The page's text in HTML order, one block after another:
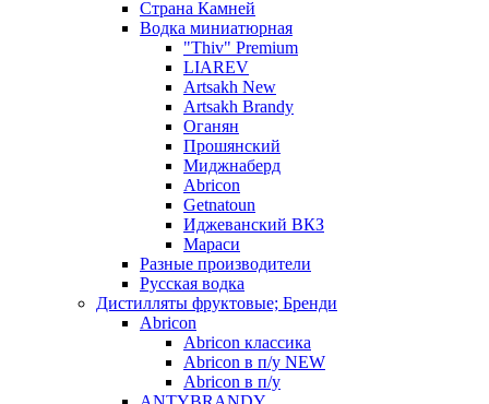
Страна Камней
Водка миниатюрная
"Thiv" Premium
LIAREV
Artsakh New
Artsakh Brandy
Оганян
Прошянский
Миджнаберд
Abricon
Getnatoun
Иджеванский ВКЗ
Мараси
Разные производители
Русская водка
Дистилляты фруктовые; Бренди
Abricon
Abricon классика
Abricon в п/у NEW
Abricon в п/у